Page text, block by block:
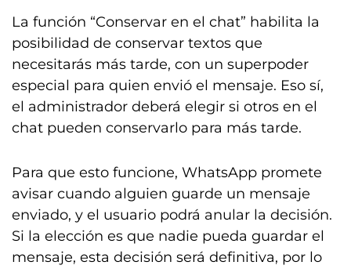
La función “Conservar en el chat” habilita la
posibilidad de conservar textos que
necesitarás más tarde, con un superpoder
especial para quien envió el mensaje. Eso sí,
el administrador deberá elegir si otros en el
chat pueden conservarlo para más tarde.
Para que esto funcione, WhatsApp promete
avisar cuando alguien guarde un mensaje
enviado, y el usuario podrá anular la decisión.
Si la elección es que nadie pueda guardar el
mensaje, esta decisión será definitiva, por lo